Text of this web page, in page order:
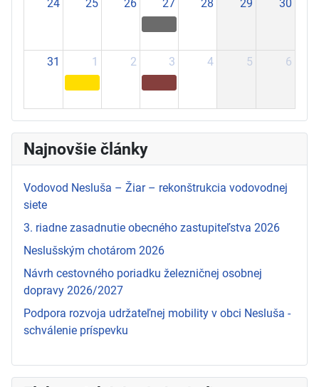
24 25 26 27 28 29 30
31 1 2 3 4 5 6
Najnovšie články
Vodovod Nesluša – Žiar – rekonštrukcia vodovodnej
siete
3. riadne zasadnutie obecného zastupiteľstva 2026
Neslušským chotárom 2026
Návrh cestovného poriadku železničnej osobnej
dopravy 2026/2027
Podpora rozvoja udržateľnej mobility v obci Nesluša -
schválenie príspevku